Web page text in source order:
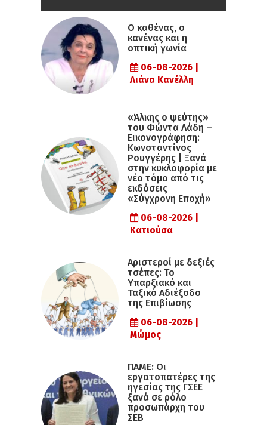
Ο καθένας, ο
κανένας και η
οπτική γωνία
06-08-2026 |
Λιάνα Κανέλλη
«Άλκης ο ψεύτης»
του Φώντα Λάδη –
Εικονογράφηση:
Κωνσταντίνος
Ρουγγέρης | Ξανά
στην κυκλοφορία με
νέο τόμο από τις
εκδόσεις
«Σύγχρονη Εποχή»
06-08-2026 |
Κατιούσα
Αριστεροί με δεξιές
τσέπες: Το
Υπαρξιακό και
Ταξικό Αδιέξοδο
της Επιβίωσης
06-08-2026 |
Μώμος
ΠΑΜΕ: Οι
εργατοπατέρες της
ηγεσίας της ΓΣΕΕ
ξανά σε ρόλο
προσωπάρχη του
ΣΕΒ